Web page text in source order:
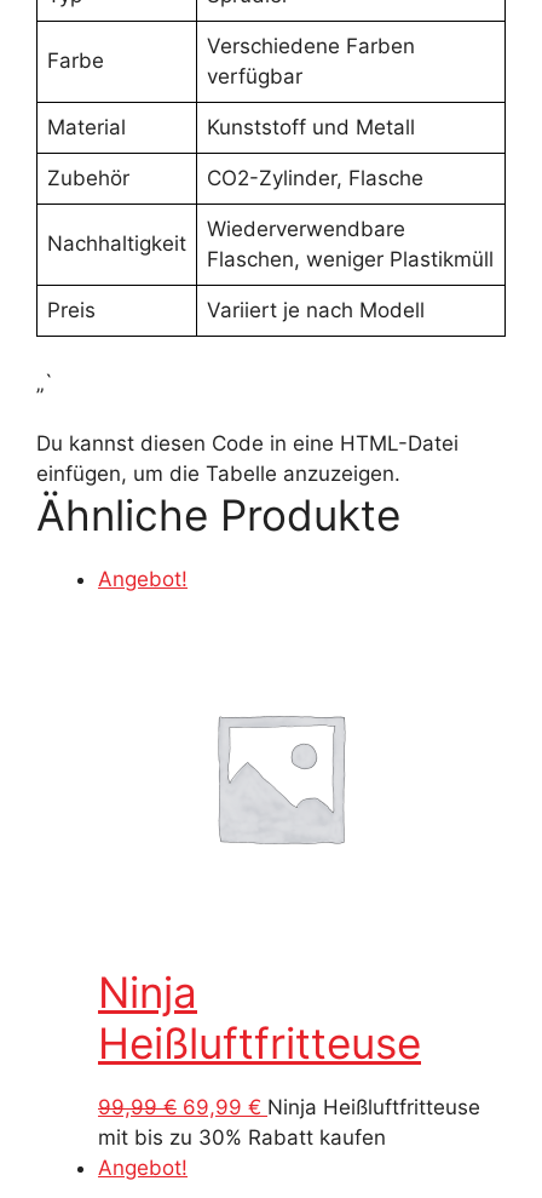
Farbe
Verschiedene Farben
verfügbar
Material Kunststoff und Metall
Zubehör CO2-Zylinder, Flasche
Nachhaltigkeit
Wiederverwendbare
Flaschen, weniger Plastikmüll
Preis Variiert je nach Modell
„`
Du kannst diesen Code in eine HTML-Datei
einfügen, um die Tabelle anzuzeigen.
Ähnliche Produkte
Angebot!
Ninja
Heißluftfritteuse
99,99€ Ursprünglicher
Preis
war:
69,99 € Aktueller
Preis
Ninja Heißluftfritteuse
mit bis zu 30% Rabatt kaufen
Angebot!